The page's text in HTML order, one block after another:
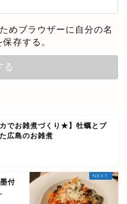
めブラウザーに自分の名
存する。
カでお雑煮づくり★】牡蠣とブ
広島のお雑煮
付